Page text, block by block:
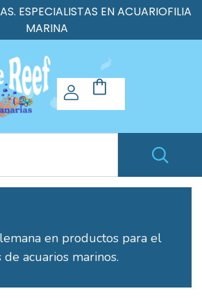
ESPECIALISTAS EN ACUARIOFILIA
MARINA
en productos para el
acuarios marinos.